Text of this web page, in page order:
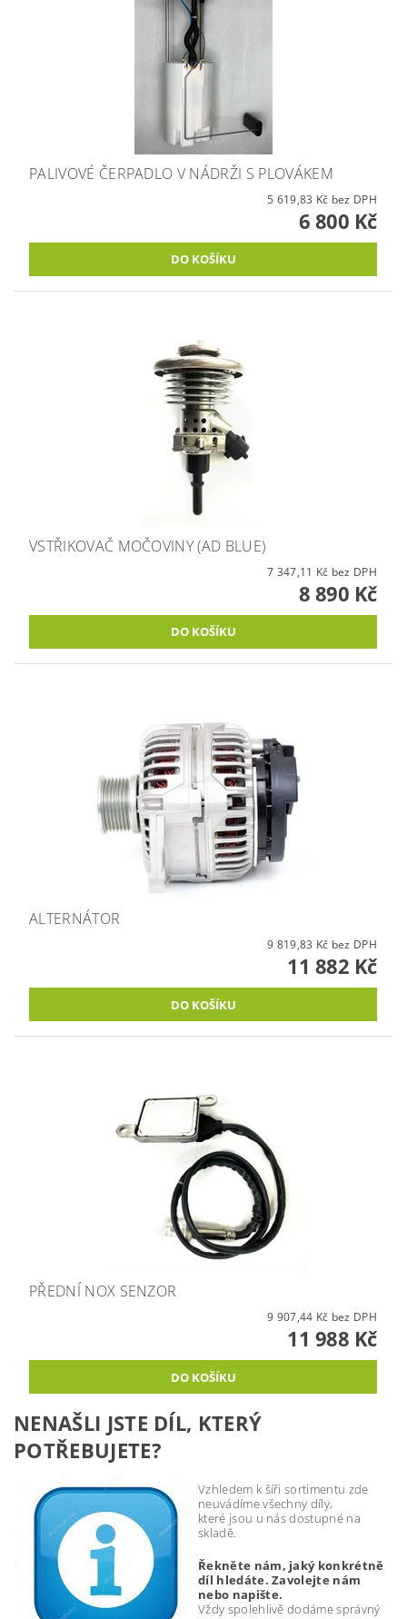
PALIVOVÉ ČERPADLO V NÁDRŽI S PLOVÁKEM
5 619,83 Kč bez DPH
6 800 Kč
VSTŘIKOVAČ MOČOVINY (AD BLUE)
7 347,11 Kč bez DPH
8 890 Kč
ALTERNÁTOR
9 819,83 Kč bez DPH
11 882 Kč
PŘEDNÍ NOX SENZOR
9 907,44 Kč bez DPH
11 988 Kč
NENAŠLI JSTE DÍL, KTERÝ
POTŘEBUJETE?
Vzhledem k šíři sortimentu zde
neuvádíme všechny díly,
které jsou u nás dostupné na
skladě.
Řekněte nám, jaký konkrétně
díl hledáte. Zavolejte nám
nebo napište.
Vždy spolehlivě dodáme správný